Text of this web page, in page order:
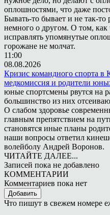
оплошностями, что даже
Бывать-то бывает и не так-то
немного о другом. О том,
исправлять упомянутые
горожане не молчат.
11:00
08.08.2026
Кризис командного спорта
медкомиссия и родители
юные спортсмены рвутся на
большинство из них
О слабом здоровье
главным препятствием на
становятся иные планы
наши вопросы ответил
волейболу Андрей Воронов.
ЧИТАЙТЕ ДАЛЕЕ...
Записей пока не добавлено
КОММЕНТАРИИ
Комментариев пока нет
Добавить
Что пишут в свежем номере